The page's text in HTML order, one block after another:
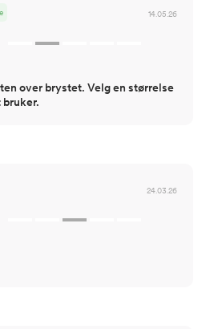
14.05.26
over brystet. Velg en størrelse
bruker.
24.03.26